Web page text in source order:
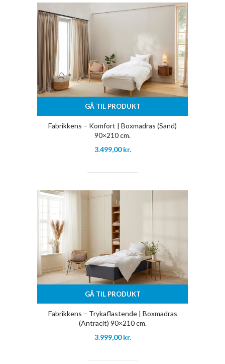
GÅ TIL PRODUKT
Fabrikkens – Komfort | Boxmadras (Sand)
90×210 cm.
3.499,00kr.
GÅ TIL PRODUKT
Fabrikkens – Trykaflastende | Boxmadras
(Antracit) 90×210 cm.
3.999,00kr.